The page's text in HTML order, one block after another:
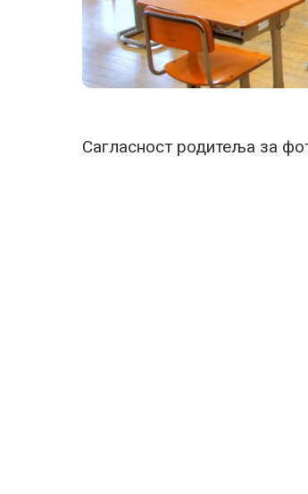
Сагласност родитеља за